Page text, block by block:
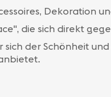
Dekoration
die sich direkt
sich der Schönheit